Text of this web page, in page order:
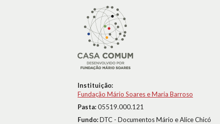
Instituição:
Fundação Mário Soares e Maria Barroso
Pasta:05519.000.121
Fundo:DTC - Documentos Mário e Alice Chicó